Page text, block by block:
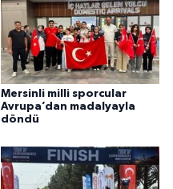
Mersinli milli sporcular
Avrupa’dan madalyayla
döndü